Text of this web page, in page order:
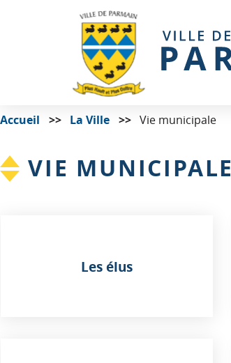
Accueil La Ville Vie municipale
VIE MUNICIPALE
Les élus